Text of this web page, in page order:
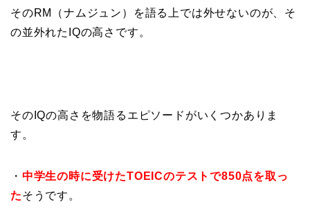
そのRM（ナムジュン）を語る上では外せないのが、そ
の並外れたIQの高さです。
そのIQの高さを物語るエピソードがいくつかありま
す。
・ 中学生の時に受けたTOEICのテストで850点を取っ
たそうです。